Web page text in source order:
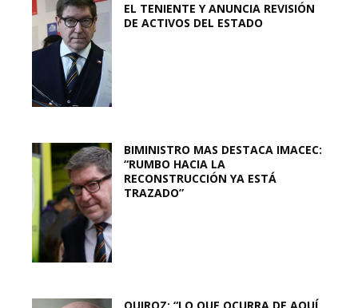
EL TENIENTE Y ANUNCIA REVISIÓN
DE ACTIVOS DEL ESTADO
BIMINISTRO MAS DESTACA IMACEC:
“RUMBO HACIA LA
RECONSTRUCCIÓN YA ESTÁ
TRAZADO”